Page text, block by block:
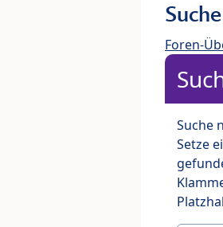
Suche
Foren-
Suche
Setze